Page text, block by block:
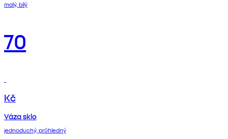
malý, bílý
70
Kč
Váza sklo
jednoduchý, průhledný